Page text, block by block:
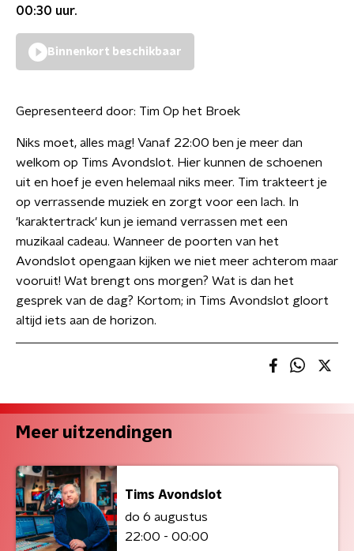
00:30 uur.
Binnenkort beschikbaar
Gepresenteerd door: Tim Op het Broek
Niks moet, alles mag! Vanaf 22:00 ben je meer dan
welkom op Tims Avondslot. Hier kunnen de schoenen
uit en hoef je even helemaal niks meer. Tim trakteert je
op verrassende muziek en zorgt voor een lach. In
'karaktertrack' kun je iemand verrassen met een
muzikaal cadeau. Wanneer de poorten van het
Avondslot opengaan kijken we niet meer achterom maar
vooruit! Wat brengt ons morgen? Wat is dan het
gesprek van de dag? Kortom; in Tims Avondslot gloort
altijd iets aan de horizon.
Meer uitzendingen
Tims Avondslot
do 6 augustus
22:00 - 00:00